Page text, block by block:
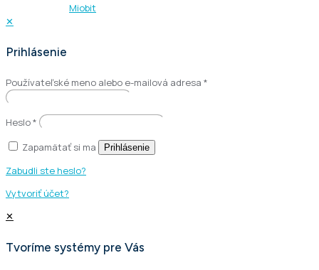
Miobit
✕
Prihlásenie
Používateľské meno alebo e-mailová adresa *
Heslo*
Zapamätať si ma
Prihlásenie
Zabudli ste heslo?
Vytvoriť účet?
✕
Tvoríme systémy pre Vás